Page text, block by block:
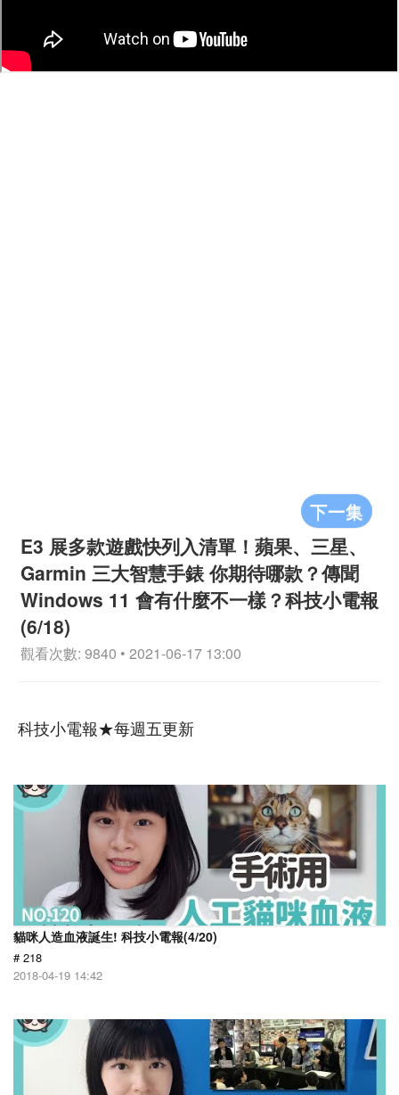
下一集
E3 展多款遊戲快列入清單！蘋果、三星、
Garmin 三大智慧手錶 你期待哪款？傳聞
Windows 11 會有什麼不一樣？科技小電報
(6/18)
觀看次數: 9840 • 2021-06-17 13:00
科技小電報★每週五更新
貓咪人造血液誕生! 科技小電報(4/20)
# 218
2018-04-19 14:42